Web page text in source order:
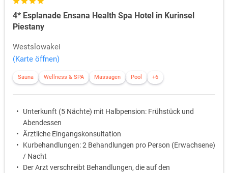
4* Esplanade Ensana Health Spa Hotel in Kurinsel
Piestany
Westslowakei
(Karte öffnen)
Sauna Wellness & SPA Massagen Pool +6
Unterkunft (5 Nächte) mit Halbpension: Frühstück und
Abendessen
Ärztliche Eingangskonsultation
Kurbehandlungen: 2 Behandlungen pro Person (Erwachsene)
/ Nacht
Der Arzt verschreibt Behandlungen, die auf den